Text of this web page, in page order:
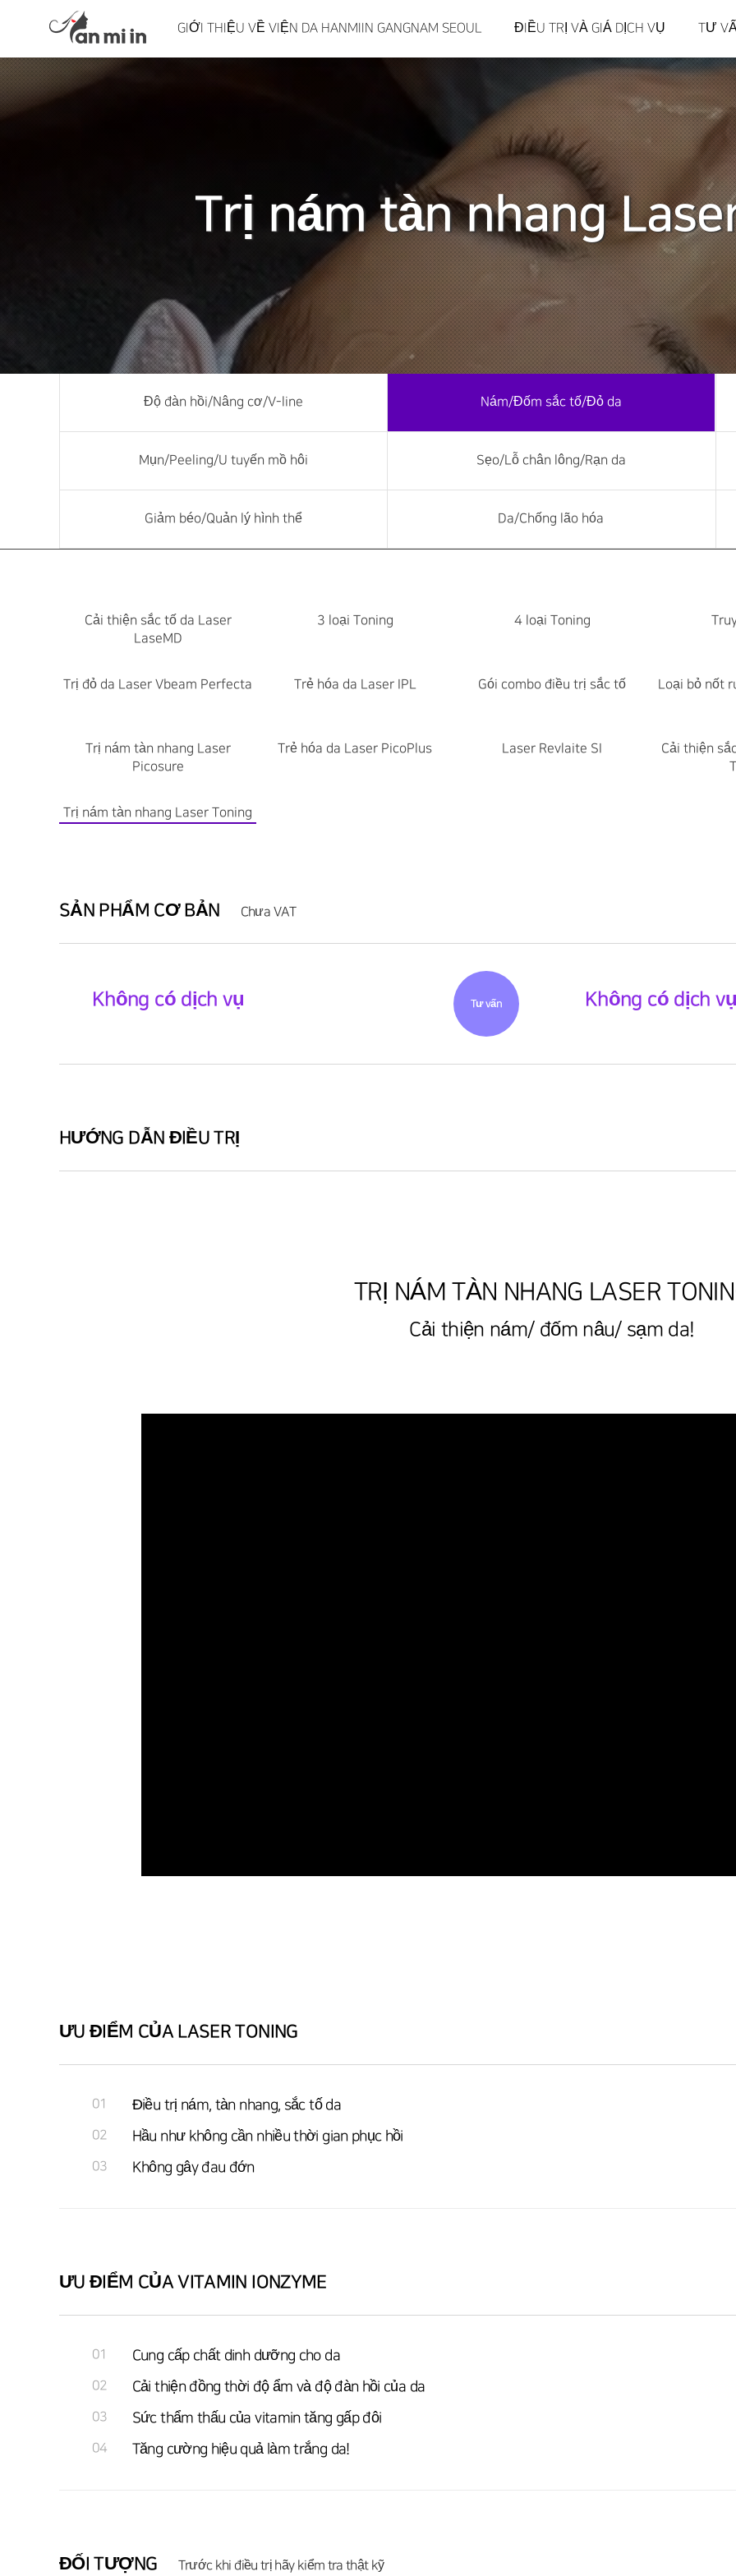
GIỚI THIỆU VỀ VIỆN DA HANMIIN GANGNAM SEOUL ĐIỀU TRỊ VÀ GIÁ DỊCH VỤ TƯ
Trị nám tàn nhang
Độ đàn hồi/Nâng cơ/V-line Nám/Đốm sắc tố/Đỏ da
Mụn/Peeling/U tuyến mồ hôi Sẹo/Lỗ chân lông/Rạn da
Giảm béo/Quản lý hình thể Da/Chống lão hóa
Cải thiện sắc tố da Laser
LaseMD
3 loại Toning 4 loại Toning
Trị đỏ da Laser Vbeam Perfecta Trẻ hóa da Laser IPL Gói combo điều trị sắc tố Loại bỏ nốt
Trị nám tàn nhang Laser
Picosure
Trẻ hóa da Laser PicoPlus Laser Revlaite SI
Cải thiện
Trị nám tàn nhang Laser Toning
SẢN PHẨM CƠ BẢN Chưa VAT
Không có dịch vụ Tư vấn Không có dịch
HƯỚNG DẪN ĐIỀU TRỊ
TRỊ NÁM TÀN NHANG LASER
Cải thiện nám/ đốm nâu/ sạm da!
ƯU ĐIỂM CỦA LASER TONING
01 Điều trị nám, tàn nhang, sắc tố da
02 Hầu như không cần nhiều thời gian phục hồi
03 Không gây đau đớn
ƯU ĐIỂM CỦA VITAMIN IONZYME
01 Cung cấp chất dinh dưỡng cho da
02 Cải thiện đồng thời độ ẩm và độ đàn hồi của da
03 Sức thẩm thấu của vitamin tăng gấp đôi
04 Tăng cường hiệu quả làm trắng da!
ĐỐI TƯỢNG Trước khi điều trị hãy kiểm tra thật kỹ